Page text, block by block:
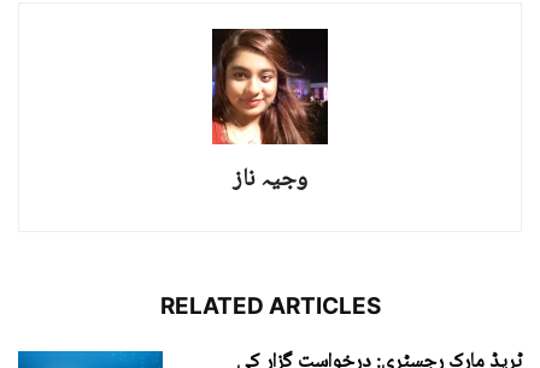
وجیہ ناز
RELATED ARTICLES